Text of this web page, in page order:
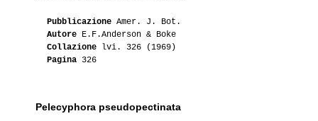
Pubblicazione Amer. J. Bot.
Autore E.F.Anderson & Boke
Collazione lvi. 326 (1969)
Pagina 326
Pelecyphora pseudopectinata